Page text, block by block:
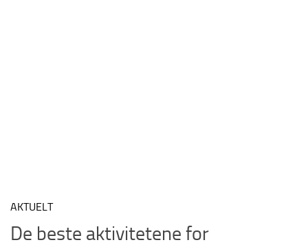
AKTUELT
De beste aktivitetene for